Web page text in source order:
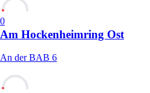
0
Am Hockenheimring Ost
An der BAB 6